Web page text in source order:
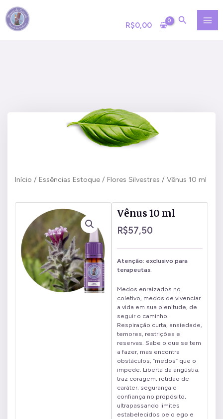
para
R$0,00
Início / Essências Estoque / Flores Silvestres / Vênus 10 ml
Vênus 10 ml
R$57,50
Atenção: exclusivo para
terapeutas.
Medos enraizados no
coletivo, medos de vivenciar
a vida em sua plenitude, de
seguir o caminho.
Respiração curta, ansiedade,
temores, restrições e
reservas. Sabe o que se tem
a fazer, mas encontra
obstáculos, “medos” que o
impede. Liberta da angústia,
traz coragem, retidão de
caráter, segurança e
confiança no propósito,
ultrapassando limites
estabelecidos pelo ego e